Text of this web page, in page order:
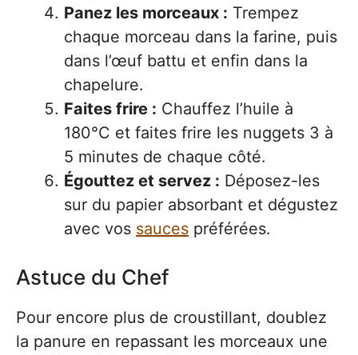
Panez les morceaux : Trempez
chaque morceau dans la farine, puis
dans l’œuf battu et enfin dans la
chapelure.
Faites frire : Chauffez l’huile à
180°C et faites frire les nuggets 3 à
5 minutes de chaque côté.
Égouttez et servez : Déposez-les
sur du papier absorbant et dégustez
avec vos sauces préférées.
Astuce du Chef
Pour encore plus de croustillant, doublez
la panure en repassant les morceaux une